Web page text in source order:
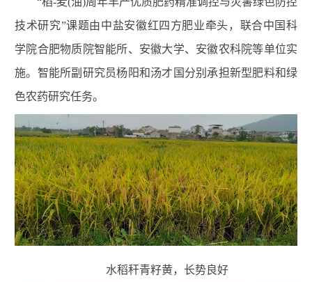
技术研究”课题由中盐安徽红四方肥业牵头，联合中国科
学院合肥物质院智能所、安徽大学、安徽农科院等单位实
施。智能所副研究员杨阳和汤才国分别承担新型肥料和绿
色农药研究任务。
水稻秆青籽黄，长势良好